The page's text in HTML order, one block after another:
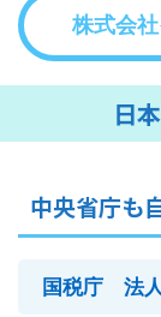
株式会
日
中央省庁も
国税庁 法